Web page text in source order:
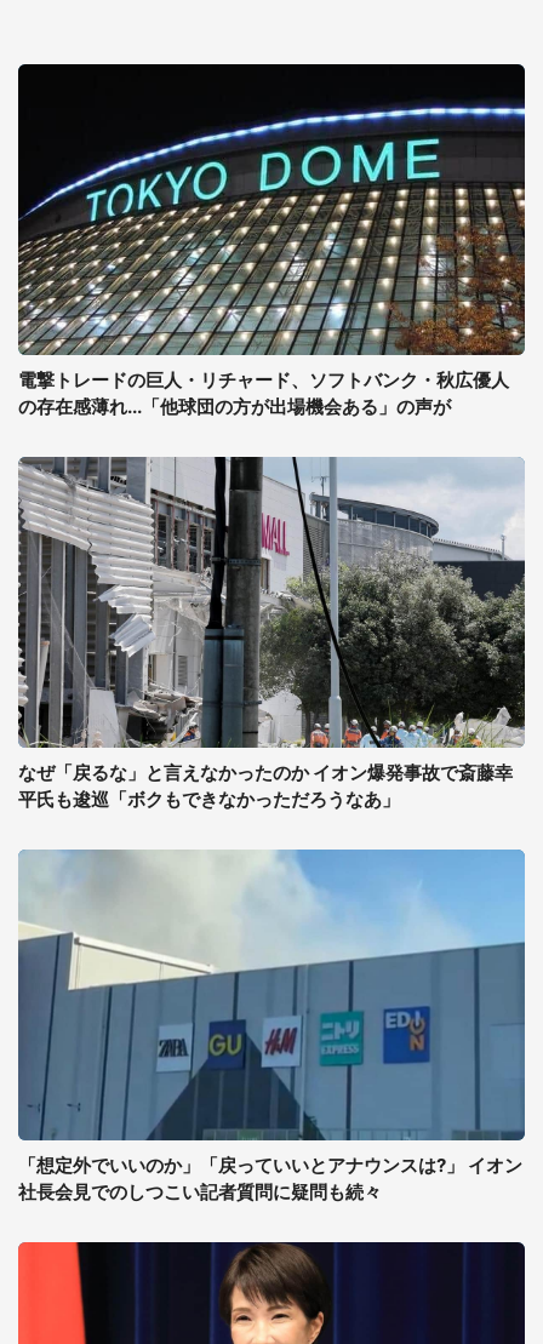
電撃トレードの巨人・リチャード、ソフトバンク・秋広優人
の存在感薄れ...「他球団の方が出場機会ある」の声が
なぜ「戻るな」と言えなかったのか イオン爆発事故で斎藤幸
平氏も逡巡「ボクもできなかっただろうなあ」
「想定外でいいのか」「戻っていいとアナウンスは?」 イオン
社長会見でのしつこい記者質問に疑問も続々